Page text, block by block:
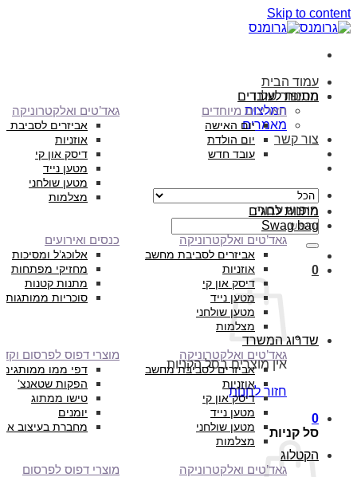
Skip to content
עמוד הבית
הסיפור שלנו
המלצות
מאמרים
צור קשר
חיפוש עבור:
0
אין מוצרים בסל הקניות.
חזור לחנות
0
סל קניות
מתנות לעובדים
תאריכים מיוחדים
יום האישה
יום הולדת
עובד חדש
גאד’טים ואלקטרוניקה
אביזרים לסביבת
אוזניות
דיסק און קי
מטען נייד
מטען שולחני
מצלמות
מתנות לחגים
Swag bag
גאד’טים ואלקטרוניקה
אביזרים לסביבת מחשב
אוזניות
דיסק און קי
מטען נייד
מטען שולחני
מצלמות
כנסים ואירועים
אלוכג’ל ומסיכות
מחזיקי מפתחות
מתנות קטנות
סוכריות ממותגות
שדרוג המשרד
גאד’טים ואלקטרוניקה
אביזרים לסביבת מחשב
אוזניות
דיסק און קי
מטען נייד
מטען שולחני
מצלמות
מוצרי דפוס לפרסום
דפי ממו ממותגים
הפקות שטאנצ’
טישו ממתוג
יומנים
מחברת בעיצוב
הקטלוג
גאד’טים ואלקטרוניקה
מוצרי דפוס לפרסום